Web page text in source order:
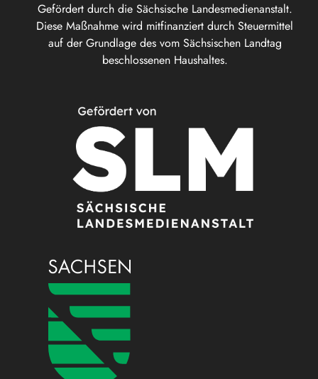
Gefördert durch die Sächsische Landesmedienanstalt.
Diese Maßnahme wird mitfinanziert durch Steuermittel
auf der Grundlage des vom Sächsischen Landtag
beschlossenen Haushaltes.